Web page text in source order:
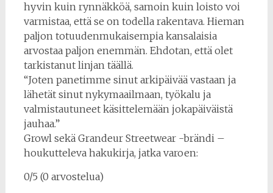
hyvin kuin rynnäkköä, samoin kuin loisto voi
varmistaa, että se on todella rakentava. Hieman
paljon totuudenmukaisempia kansalaisia ​​
arvostaa paljon enemmän. Ehdotan, että olet
tarkistanut linjan täällä.
“Joten panetimme sinut arkipäivää vastaan ​​ja
lähetät sinut nykymaailmaan, työkalu ja
valmistautuneet käsittelemään jokapäiväistä
jauhaa.”
Growl sekä Grandeur Streetwear -brändi –
houkutteleva hakukirja, jatka varoen:
0/5 (0 arvostelua)